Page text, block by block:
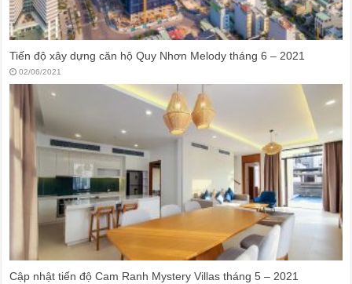
Tiến độ xây dựng căn hộ Quy Nhơn Melody tháng 6 – 2021
02/06/2021
Cập nhật tiến độ Cam Ranh Mystery Villas tháng 5 – 2021